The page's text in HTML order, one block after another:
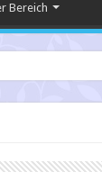
Bereich